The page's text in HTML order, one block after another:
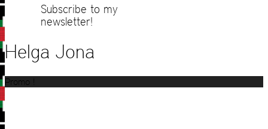
Subscribe to my
newsletter!
Helga Jona
Promo !